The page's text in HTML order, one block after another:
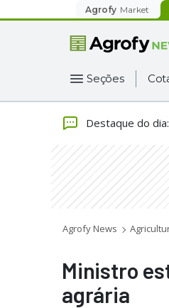
Agrofy Market
Seções
Destaque do dia:
Agrofy News
Ministro
agrária